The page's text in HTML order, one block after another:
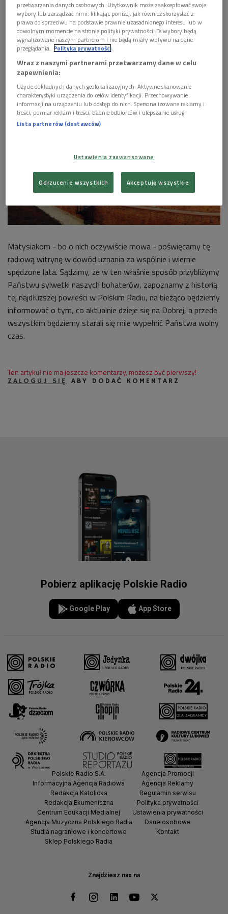
się naszym sprawom, cieszą się i smucą razem z
nami. Rozniecają w nas iskierkę nadziei na lepsze
jutro i mówią o tym, jak żyć dobrze, godnie i uczciwie.
Odcinek 3437.
AUDIO 1 plik
 26'46
Matysiakowie 11 marca godz. 13:14
Matysiakom - bo o nich oczywiście mowa - poświęcamy tę
radiową witrynę w dowód uznania za wspólnie i wiernie
spędzone lata. Sądzimy, że w ten właśnie sposób przybliżymy
Państwu sylwetki naszych bohaterów, zapoznamy z historią
tej najdłuższej powieści w Polskim Radiu, na bieżąco będziemy
informować o tym, co aktualnie dzieje się na Dobrej, a przede
wszystkim będziemy starali się mile wypełnić Państwa wolny
czas.
Ten artykuł nie ma jeszcze komentarzy, możesz być pierwszy!
ZALOGUJ SIĘ ABY DODAĆ KOMENTARZ
Pobierz aplikację Polskie Radio
Google Play App Store
Znajdziesz nas na
Polskie Radio S.A.
Informacyjna Agencja Radiowa
Redakcja Katolicka
Redakcja Ekumeniczna
Centrum Edukacji Medialnej
Agencja Muzyczna Polskiego Radia
Studia nagraniowe i koncertowe
Sklep Polskiego Radia
Agencja Promocji
Agencja Reklamy
Regulamin serwisu
Polityka prywatności
Ustawienia prywatności
Dane osobowe
Kontakt
przetwarzania danych osobowych. Użytkownik może zaakceptować swoje
wybory lub zarządzać nimi, klikając poniżej, jak również skorzystać z
prawa do sprzeciwu na podstawie prawnie uzasadnionego interesu lub w
dowolnym momencie na stronie polityki prywatności. Te wybory będą
sygnalizowane naszym partnerom i nie będą miały wpływu na dane
przeglądania. Polityka prywatności
Wraz z naszymi partnerami przetwarzamy dane w celu
zapewnienia:
Użycie dokładnych danych geolokalizacyjnych. Aktywne skanowanie
charakterystyki urządzenia do celów identyfikacji. Przechowywanie
informacji na urządzeniu lub dostęp do nich. Spersonalizowane reklamy i
treści, pomiar reklam i treści, badnie odbiorców i ulepszanie usług.
Lista partnerów (dostawców)
Ustawienia zaawansowane
Odrzucenie wszystkich Akceptuję wszystkie